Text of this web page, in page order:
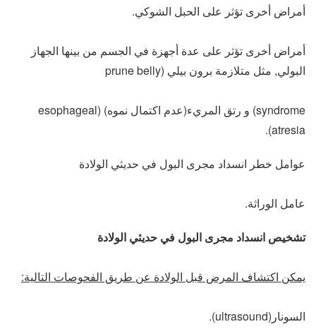
أمراض أخرى تؤثر على الحبل الشوكي.
أمراض أخرى تؤثر على عدة أجهزة في الجسم من بينها الجهاز
البولي, مثل متلازمة برون بيلي (prune belly
syndrome) و رتق المريء(عدم اكتمال نموه) (esophageal
atresia).
عوامل خطر انسداد مجرى البول في حديثي الولادة
عامل الوراثة.
تشخيص انسداد مجرى البول في حديثي الولادة
يمكن اكتشاف المرض قبل الولادة عن طريق الفحوصات التالية:
السونار(ultrasound).